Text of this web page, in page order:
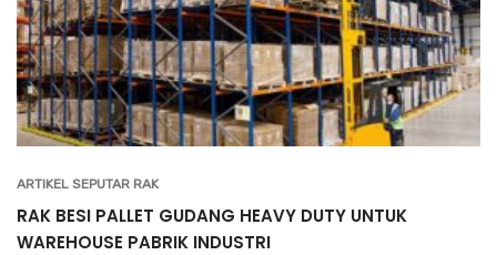
ARTIKEL SEPUTAR RAK
RAK BESI PALLET GUDANG HEAVY DUTY UNTUK
WAREHOUSE PABRIK INDUSTRI